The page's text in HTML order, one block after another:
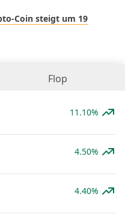
Coin steigt um 19
Flop
11.10%
4.50%
4.40%